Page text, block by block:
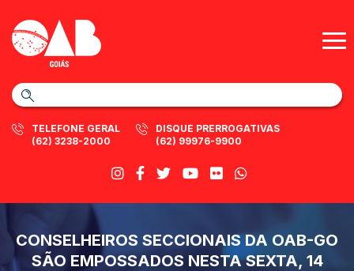
TELEFONE GERAL
(62) 3238-2000
DISQUE PRERROGATIVAS
(62) 99976-9900
CONSELHEIROS SECCIONAIS DA OAB-GO
SÃO EMPOSSADOS NESTA SEXTA, 14